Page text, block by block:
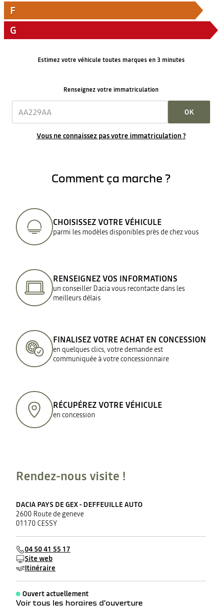
F
G
Estimez votre véhicule toutes marques en 3 minutes
Renseignez votre immatriculation
OK
Vous ne connaissez pas votre immatriculation ?
Comment ça marche ?
CHOISISSEZ VOTRE VÉHICULE
parmi les modèles disponibles près de chez vous
RENSEIGNEZ VOS INFORMATIONS
un conseiller Dacia vous recontacte dans les
meilleurs délais
FINALISEZ VOTRE ACHAT EN CONCESSION
en quelques clics, votre demande est
communiquée à votre concessionnaire
RÉCUPÉREZ VOTRE VÉHICULE
en concession
Rendez-nous visite !
DACIA PAYS DE GEX - DEFFEUILLE AUTO
2600 Route de geneve
01170 CESSY
04 50 41 55 17
Site web
Itinéraire
Ouvert actuellement
Voir tous les horaires d'ouverture